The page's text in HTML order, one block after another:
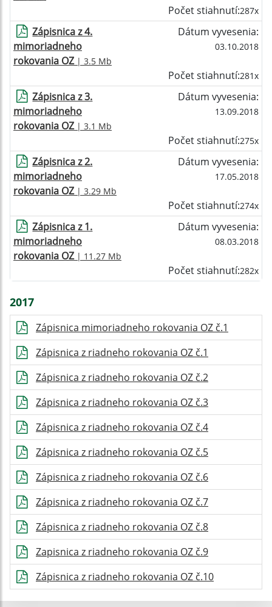
Počet stiahnutí:287x
Zápisnica z 4.
mimoriadneho
rokovania OZ| 3.5 Mb
Dátum vyvesenia:
03.10.2018
Počet stiahnutí:281x
Zápisnica z 3.
mimoriadneho
rokovania OZ| 3.1 Mb
Dátum vyvesenia:
13.09.2018
Počet stiahnutí:275x
Zápisnica z 2.
mimoriadneho
rokovania OZ| 3.29 Mb
Dátum vyvesenia:
17.05.2018
Počet stiahnutí:274x
Zápisnica z 1.
mimoriadneho
rokovania OZ| 11.27 Mb
Dátum vyvesenia:
08.03.2018
Počet stiahnutí:282x
2017
Zápisnica mimoriadneho rokovania OZ č.1
Zápisnica z riadneho rokovania OZ č.1
Zápisnica z riadneho rokovania OZ č.2
Zápisnica z riadneho rokovania OZ č.3
Zápisnica z riadneho rokovania OZ č.4
Zápisnica z riadneho rokovania OZ č.5
Zápisnica z riadneho rokovania OZ č.6
Zápisnica z riadneho rokovania OZ č.7
Zápisnica z riadneho rokovania OZ č.8
Zapisnica z riadneho rokovania OZ č.9
Zápisnica z riadneho rokovania OZ č.10